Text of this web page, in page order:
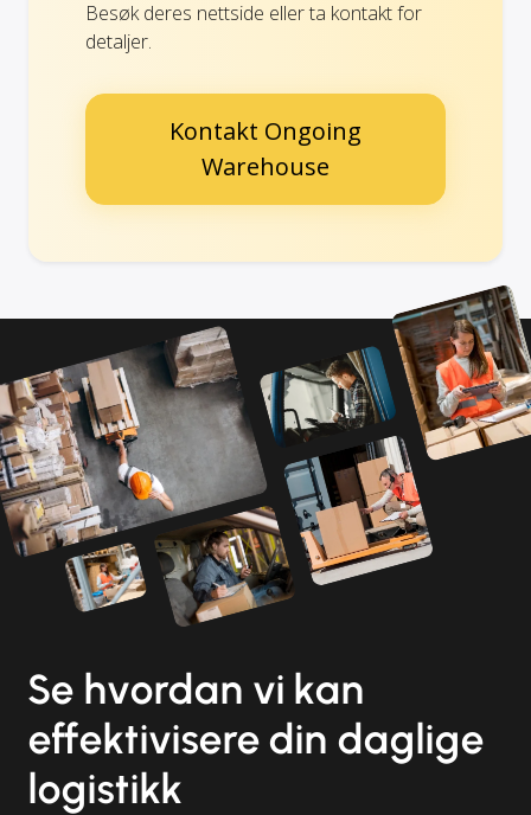
Besøk deres nettside eller ta kontakt for
detaljer.
Kontakt Ongoing
Warehouse
Se hvordan vi kan
effektivisere din daglige
logistikk